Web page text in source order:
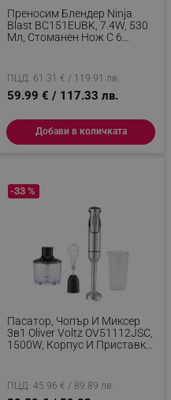
Преносим Блендер Ninja
Blast BC151EUBK, 7.4W, 530
Мл, Стоманен Нож С 6
C, Черен
ПЦД: 61.31 € / 119.91 лв.
59.99 € / 117.33 лв.
Добави в количката
Пасатор, Чопър И Миксер
3в1 Oliver Voltz OV51112JSC,
1500W, Корпус И Приставка
-33 %
ПЦД: 45.96 € / 89.89 лв.